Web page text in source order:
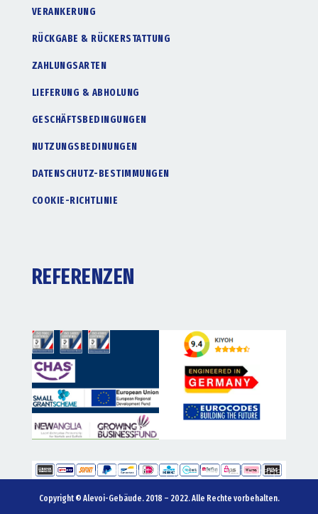
VERANKERUNG
RÜCKGABE & RÜCKERSTATTUNG
ZAHLUNGSARTEN
LIEFERUNG & ABHOLUNG
GESCHÄFTSBEDINGUNGEN
NUTZUNGSBEDINUNGEN
DATENSCHUTZ-BESTIMMUNGEN
COOKIE-RICHTLINIE
REFERENZEN
Copyright © Alevoi-Gebäude. 2018 – 2022. Alle Rechte vorbehalten.